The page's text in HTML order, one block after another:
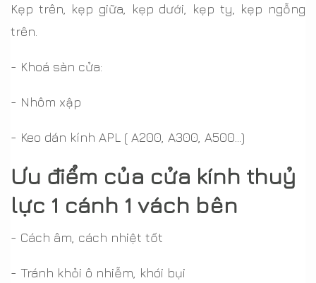
Kẹp trên, kẹp giữa, kẹp dưới, kẹp ty, kẹp ngỗng
trên.
- Khoá sàn cửa:
- Nhôm xập
- Keo dán kính APL ( A200, A300, A500…)
Ưu điểm của cửa kính thuỷ
lực 1 cánh 1 vách bên
- Cách âm, cách nhiệt tốt
- Tránh khỏi ô nhiễm, khói bụi